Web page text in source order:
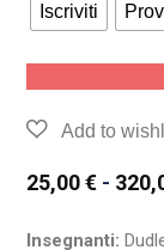
Iscriviti
25,00€ -
Insegnanti: